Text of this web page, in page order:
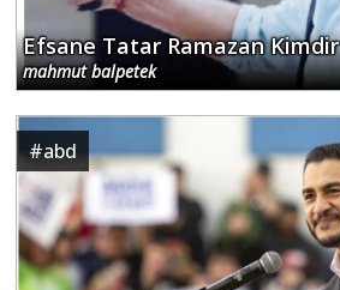
Sitemizden en iyi şekilde faydalanabilmeniz
için çerezler kullanılmaktadır. Bu siteye giriş
yaparak çerez kullanımını kabul etmiş
sayılıyorsunuz.
Daha fazla bilgi
Efsane Tatar Ramazan Kimdir
mahmut balpetek
#abd